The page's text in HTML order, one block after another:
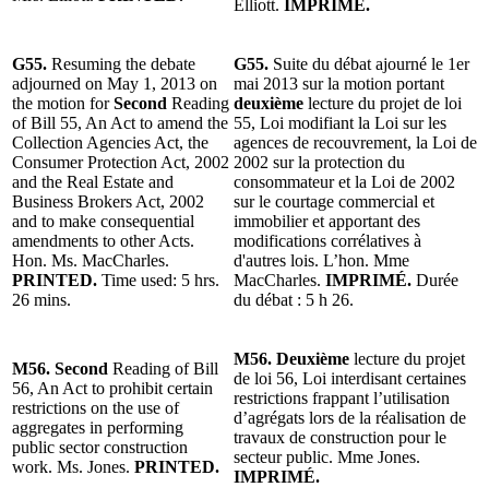
Elliott. IMPRIMÉ.
G55. Resuming the debate
adjourned on May 1, 2013 on
the motion forSecond Reading
of Bill 55, An Act to amend the
Collection Agencies Act, the
Consumer Protection Act, 2002
and the Real Estate and
Business Brokers Act, 2002
and to make consequential
amendments to other Acts.
Hon. Ms. MacCharles.
PRINTED. Time used: 5 hrs.
26 mins.
G55. Suite du débat ajourné le 1er
mai 2013 sur la motion portant
deuxième lecture du projet de loi
55, Loi modifiant la Loi sur les
agences de recouvrement, la Loi de
2002 sur la protection du
consommateur et la Loi de 2002
sur le courtage commercial et
immobilier et apportant des
modifications corrélatives à
d'autres lois. L’hon. Mme
MacCharles. IMPRIMÉ. Durée
du débat : 5 h 26.
M56. Second Reading of Bill
56, An Act to prohibit certain
restrictions on the use of
aggregates in performing
public sector construction
work. Ms. Jones. PRINTED.
M56. Deuxième lecture du projet
de loi 56, Loi interdisant certaines
restrictions frappant l’utilisation
d’agrégats lors de la réalisation de
travaux de construction pour le
secteur public. Mme Jones.
IMPRIMÉ.